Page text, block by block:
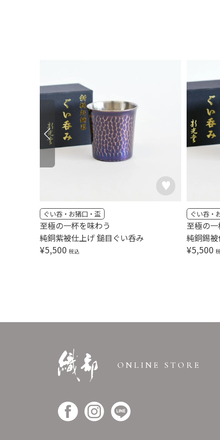
純銅紫被仕上げ 鎚目ぐい呑み
ぐい呑・お猪口・盃
¥5,500 税込
至極の一杯を味わう
純銅錫
ぐい呑・
¥5,500
至極の
ONLINE STORE